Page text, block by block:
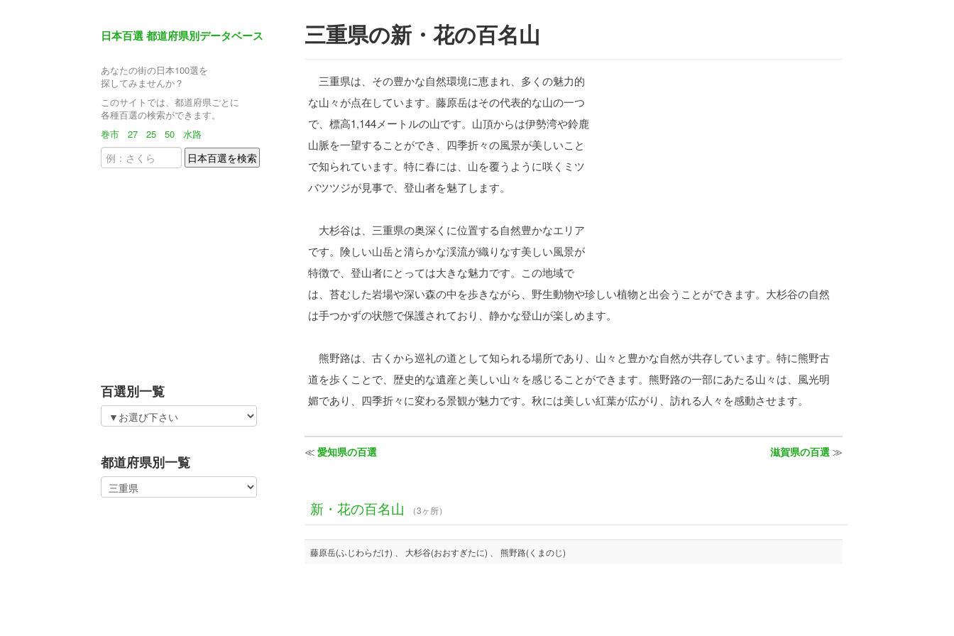
日本百選 都道府県別データベース
あなたの街の日本100選を
探してみませんか？
このサイトでは、都道府県ごとに
各種百選の検索ができます。
巻市
27 25 50 水路
百選別一覧
都道府県別一覧
三重県の新・花の百名山
三重県は、その豊かな自然環境に恵まれ、多くの魅力的
な山々が点在しています。藤原岳はその代表的な山の一つ
で、標高1,144メートルの山です。山頂からは伊勢湾や鈴鹿
山脈を一望することができ、四季折々の風景が美しいこと
で知られています。特に春には、山を覆うように咲くミツ
バツツジが見事で、登山者を魅了します。
大杉谷は、三重県の奥深くに位置する自然豊かなエリア
です。険しい山岳と清らかな渓流が織りなす美しい風景が
特徴で、登山者にとっては大きな魅力です。この地域で
は、苔むした岩場や深い森の中を歩きながら、野生動物や珍しい植物と出会うことができます。大杉谷の自然
は手つかずの状態で保護されており、静かな登山が楽しめます。
熊野路は、古くから巡礼の道として知られる場所であり、山々と豊かな自然が共存しています。特に熊野古
道を歩くことで、歴史的な遺産と美しい山々を感じることができます。熊野路の一部にあたる山々は、風光明
媚であり、四季折々に変わる景観が魅力です。秋には美しい紅葉が広がり、訪れる人々を感動させます。
≪ 愛知県の百選 滋賀県の百選≫
新・花の百名山 （3ヶ所）
藤原岳(ふじわらだけ) 、 大杉谷(おおすぎたに) 、 熊野路(くまのじ)